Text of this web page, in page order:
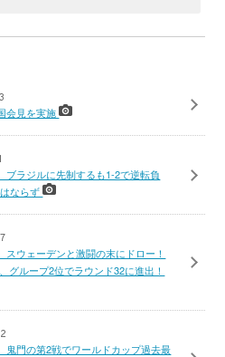
会見を実施
ブラジルに先制するも1-2で逆転負
ならず
スウェーデンと激闘の末にドロー！
グループ2位でラウンド32に進出！
鬼門の第2戦でワールドカップ過去最